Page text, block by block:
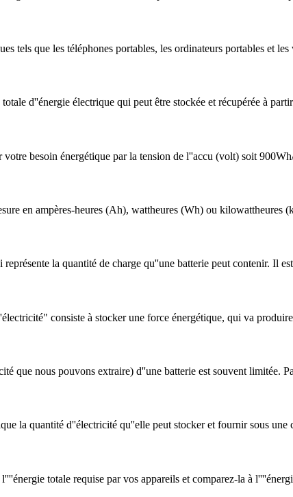
tels que les téléphones portables, les ordinateurs portables et
d''énergie électrique qui peut être stockée et récupérée à
besoin énergétique par la tension de l''accu (volt) soit
en ampères-heures (Ah), wattheures (Wh) ou kilowattheures
la quantité de charge qu''une batterie peut contenir. Il
consiste à stocker une force énergétique, qui va
que nous pouvons extraire) d''une batterie est souvent limitée.
la quantité d''électricité qu''elle peut stocker et fournir sous une
totale requise par vos appareils et comparez-la à